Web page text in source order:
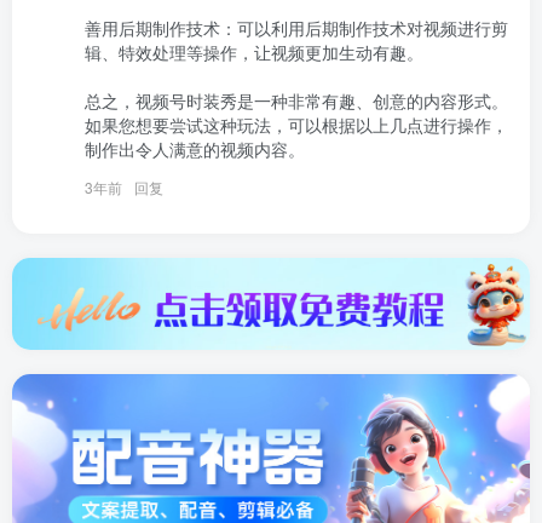
善用后期制作技术：可以利用后期制作技术对视频进行剪
辑、特效处理等操作，让视频更加生动有趣。
总之，视频号时装秀是一种非常有趣、创意的内容形式。
如果您想要尝试这种玩法，可以根据以上几点进行操作，
制作出令人满意的视频内容。
3年前 回复